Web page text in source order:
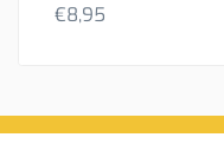
€8,95